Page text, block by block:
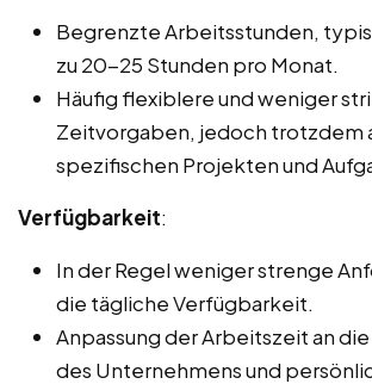
Begrenzte Arbeitsstunden,
zu 20-25 Stunden pro Monat.
Häufig flexiblere und weniger
Zeitvorgaben, jedoch trotzdem
spezifischen Projekten und
Verfügbarkeit:
In der Regel weniger strenge
die tägliche Verfügbarkeit.
Anpassung der Arbeitszeit an
des Unternehmens und